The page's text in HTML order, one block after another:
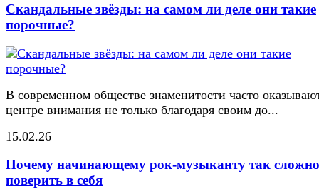
Скандальные звёзды: на самом ли деле они такие
порочные?
В современном обществе знаменитости часто
центре внимания не только благодаря своим до...
15.02.26
Почему начинающему рок-музыканту так сложно
поверить в себя